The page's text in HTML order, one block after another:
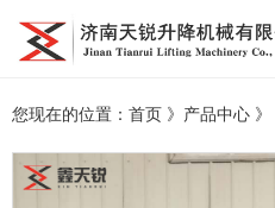
您现在的位置： 首页 》 产品中心 》